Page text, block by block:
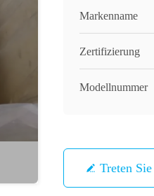
Markenname
Zertifizierung
Modellnummer
Treten